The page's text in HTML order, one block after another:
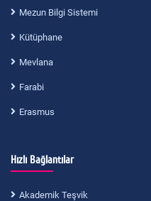
Mezun Bilgi Sistemi
Kütüphane
Mevlana
Farabi
Erasmus
Hızlı Bağlantılar
Akademik Teşvik